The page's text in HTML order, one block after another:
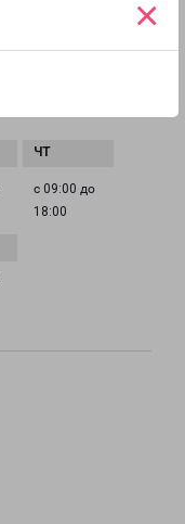
×
с 09:00 до
18:00